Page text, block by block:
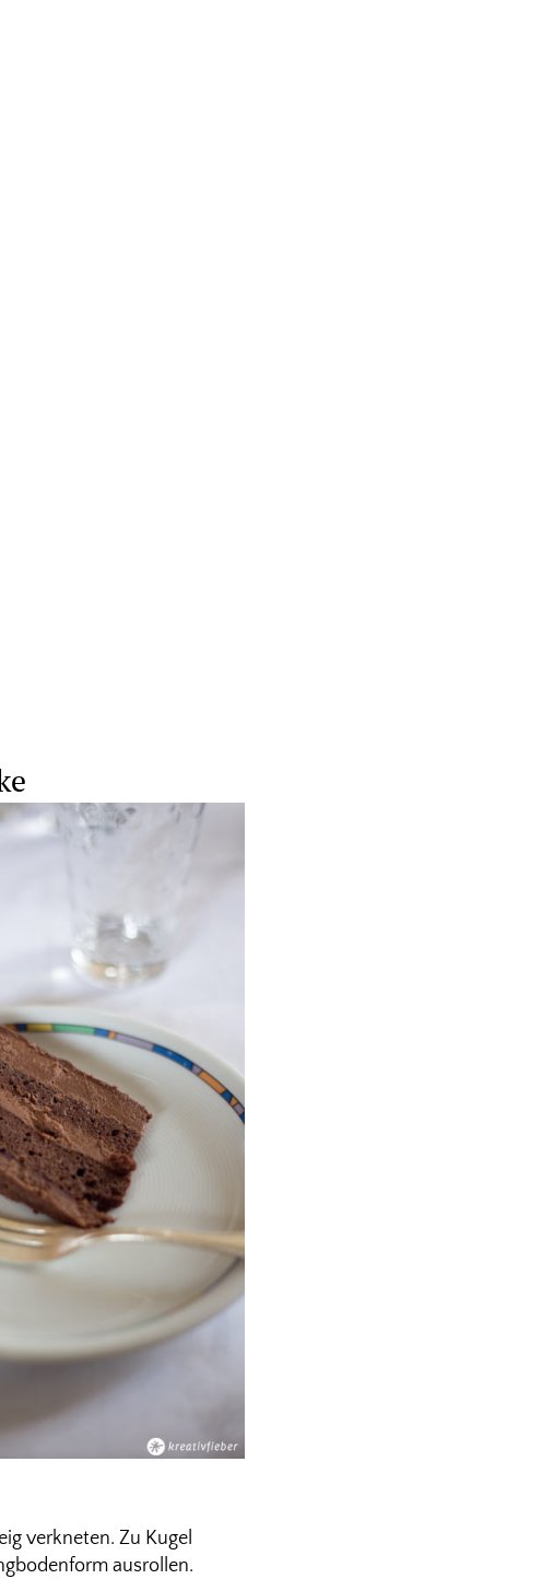
verkneten. Zu Kugel
ausrollen.